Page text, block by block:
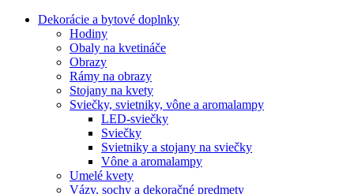
Dekorácie a bytové doplnky
Hodiny
Obaly na kvetináče
Obrazy
Rámy na obrazy
Stojany na kvety
Sviečky, svietniky, vône a aromalampy
LED-sviečky
Sviečky
Svietniky a stojany na sviečky
Vône a aromalampy
Umelé kvety
Vázy, sochy a dekoračné predmety